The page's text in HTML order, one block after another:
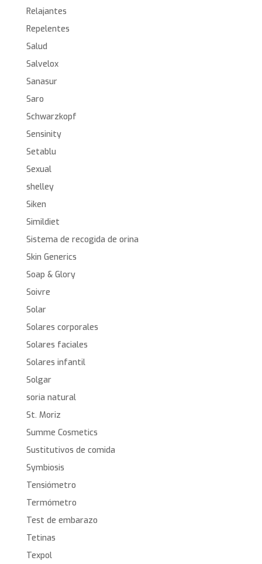
Relajantes
Repelentes
Salud
Salvelox
Sanasur
Saro
Schwarzkopf
Sensinity
Setablu
Sexual
shelley
Siken
Simildiet
Sistema de recogida de orina
Skin Generics
Soap & Glory
Soivre
Solar
Solares corporales
Solares faciales
Solares infantil
Solgar
soria natural
St. Moriz
Summe Cosmetics
Sustitutivos de comida
Symbiosis
Tensiómetro
Termómetro
Test de embarazo
Tetinas
Texpol